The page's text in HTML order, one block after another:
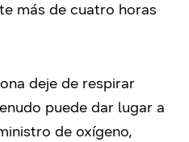
más de cuatro horas
deje de respirar
puede dar lugar a
de oxígeno,